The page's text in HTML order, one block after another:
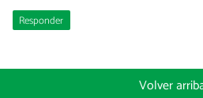
Responder
Volver